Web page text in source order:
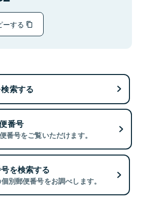
ーする
索する
番号
番号をご覧いただけます。
を検索する
別郵便番号をお調べします。